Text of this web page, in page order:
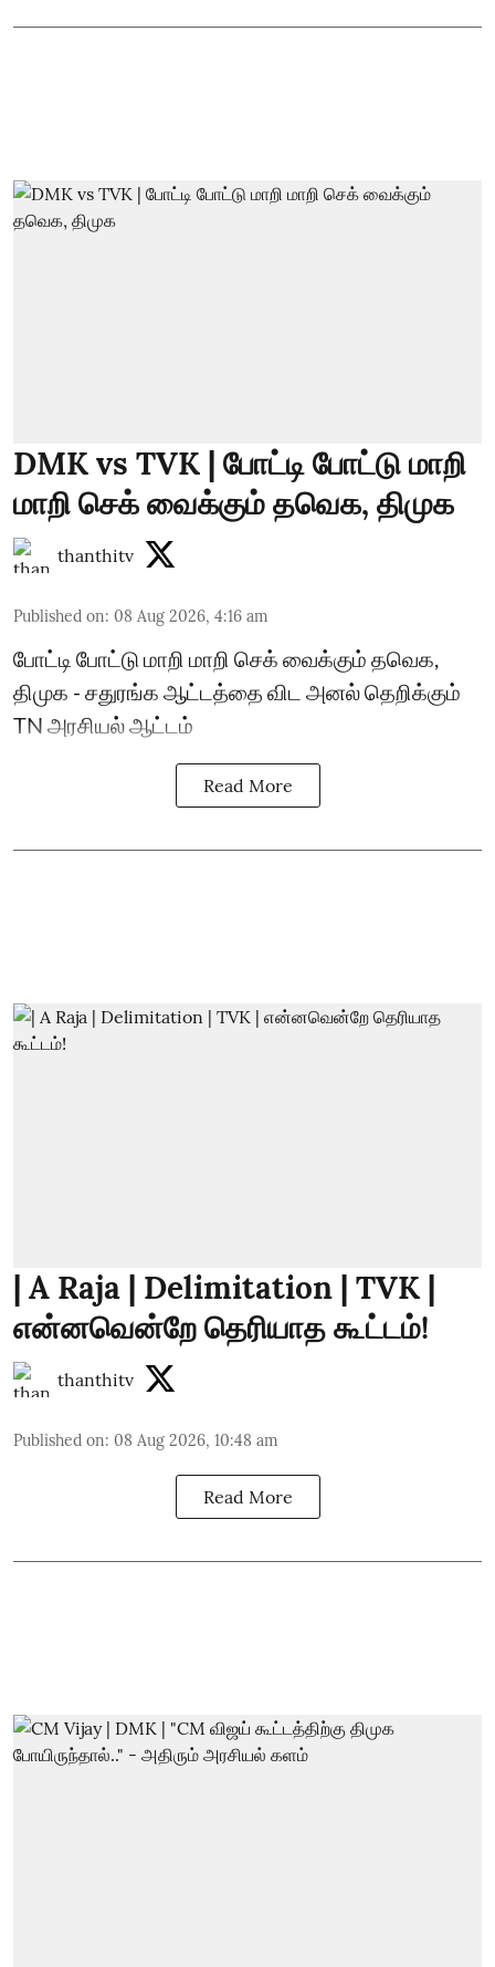
DMK vs TVK | போட்டி போட்டு மாறி
மாறி செக் வைக்கும் தவெக, திமுக
thanthitv
Published on: 08 Aug 2026, 4:16 am
போட்டி போட்டு மாறி மாறி செக் வைக்கும் தவெக,
திமுக - சதுரங்க ஆட்டத்தை விட அனல் தெறிக்கும்
TN அரசியல் ஆட்டம்
Read More
| A Raja | Delimitation | TVK |
என்னவென்றே தெரியாத கூட்டம்!
thanthitv
Published on: 08 Aug 2026, 10:48 am
Read More